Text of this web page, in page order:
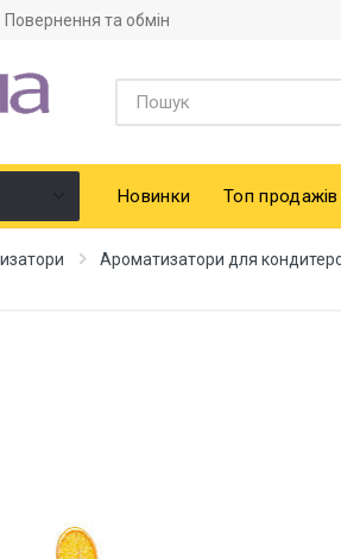
Повернення та обмін
Новинки Топ продажів
Ароматизатори для